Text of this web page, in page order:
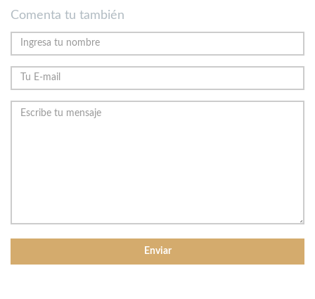
Comenta tu también